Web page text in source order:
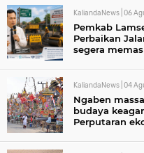
KaliandaNews | 06
Pemkab
Perbaikan
segera
KaliandaNews | 04
Ngaben
budaya
Perputaran